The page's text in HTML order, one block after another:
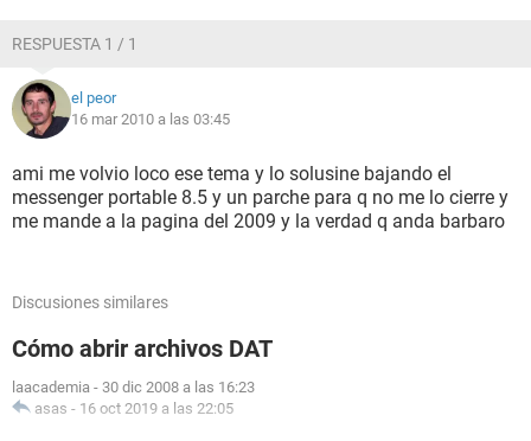
RESPUESTA 1 / 1
el peor
16 mar 2010 a las 03:45
ami me volvio loco ese tema y lo solusine bajando el
messenger portable 8.5 y un parche para q no me lo cierre y
me mande a la pagina del 2009 y la verdad q anda barbaro
Discusiones similares
Cómo abrir archivos DAT
laacademia - 30 dic 2008 a las 16:23
asas - 16 oct 2019 a las 22:05